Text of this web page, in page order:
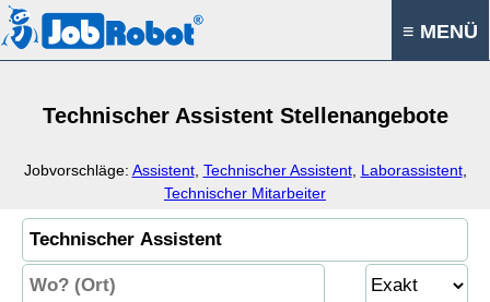
≡ MENÜ
Technischer Assistent Stellenangebote
Jobvorschläge: Assistent, Technischer Assistent, Laborassistent,
Technischer Mitarbeiter